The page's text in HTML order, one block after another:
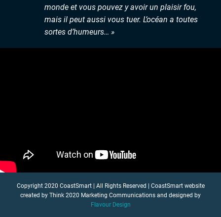
monde et vous pouvez y avoir un plaisir fou,
mais il peut aussi vous tuer. L’océan a toutes
sortes d’humeurs… »
Copyright 2020 CoastSmart | All Rights Reserved | CoastSmart website
created by Think 2020 Marketing Communications and designed by
Flavour Design